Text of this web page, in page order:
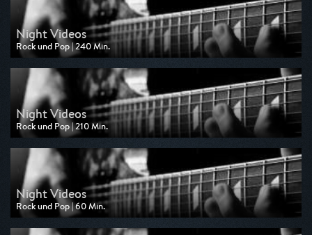
Night Videos
Rock und Pop | 240 Min.
Ausgestrahlt von MTV
am 05.08.2025, 02:00
Night Videos
Rock und Pop | 210 Min.
Ausgestrahlt von MTV
am 04.08.2025, 02:30
Night Videos
Rock und Pop | 60 Min.
Ausgestrahlt von MTV
am 02.08.2025, 05:00